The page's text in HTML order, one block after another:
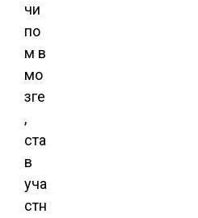
чи
по
м в
мо
зге
,
ста
в
уча
стн